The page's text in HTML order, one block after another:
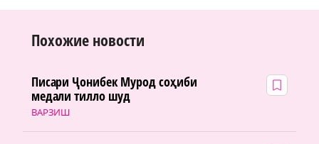
Похожие новости
ВАРЗИШ
Писари Ҷонибек Мурод соҳиби
медали тилло шуд